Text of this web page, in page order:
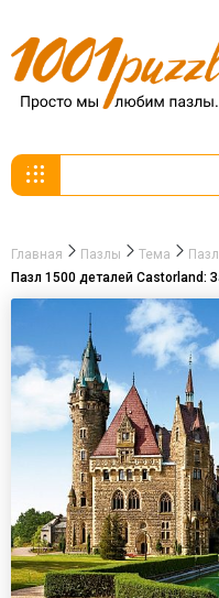
Главная Пазлы Тема
Пазл 1500 деталей Castorland: